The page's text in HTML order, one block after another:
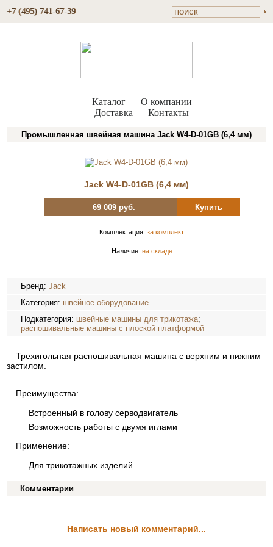
+7 (495) 741-67-39
Каталог
О компании
Доставка
Контакты
Промышленная швейная машина Jack W4-D-01GB (6,4 мм)
Jack W4-D-01GB (6,4 мм)
69 009 руб. Купить
Комплектация:за комплект
Наличие: на складе
Бренд:Jack
Категория: швейное оборудование
Подкатегория: швейные машины для трикотажа;
распошивальные машины с плоской платформой
Трехигольная распошивальная машина с верхним и нижним
застилом.
Преимущества:
Встроенный в голову серводвигатель
Возможность работы с двумя иглами
Применение:
Для трикотажных изделий
Комментарии
Написать новый комментарий...